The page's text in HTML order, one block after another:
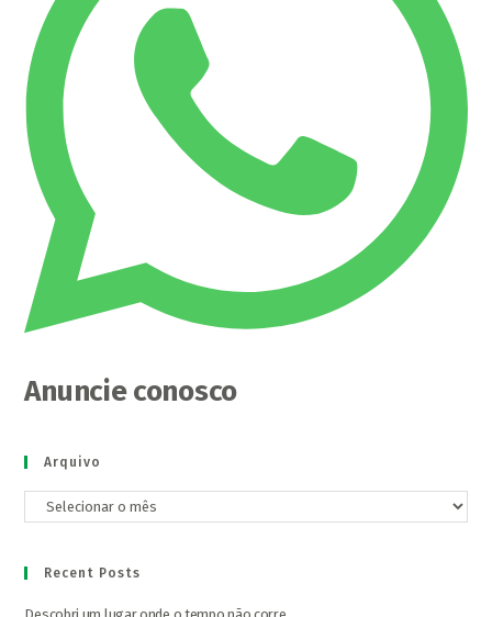
Anuncie conosco
Arquivo
Arquivo
Recent Posts